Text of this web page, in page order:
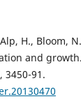
H., Bloom,
and
3450-91.